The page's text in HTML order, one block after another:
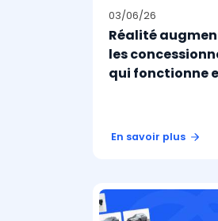
03/06/26
Réalité
les
qui fonctionne
En savoir plus